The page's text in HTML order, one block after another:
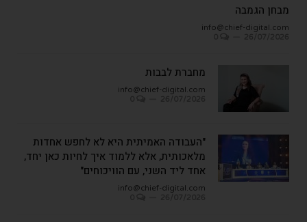
מבחן הגמבה
info@chief-digital.com
מחברת לבבות
info@chief-digital.com
"העבודה האמיתית היא לא לחפש אחדות
מלאכותית, אלא ללמוד איך לחיות כאן יחד,
אחד ליד השני, עם הוויכוחים"
info@chief-digital.com